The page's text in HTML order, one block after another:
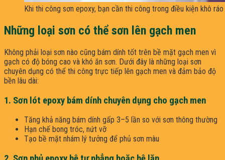
Khi thi công sơn epoxy, bạn cần thi công trong điều kiện khô ráo
Những loại sơn có thể sơn lên gạch men
Không phải loại sơn nào cũng bám dính tốt trên bề mặt gạch men vì
gạch có độ bóng cao và khó ăn sơn. Dưới đây là những loại sơn
chuyên dụng có thể thi công trực tiếp lên gạch men và đảm bảo độ
bền lâu dài:
1. Sơn lót epoxy bám dính chuyên dụng cho gạch men
Tăng khả năng bám dính gấp 3–5 lần so với sơn thông thường
Hạn chế bong tróc, nứt vỡ
Tạo bề mặt nhám lý tưởng để phủ sơn màu